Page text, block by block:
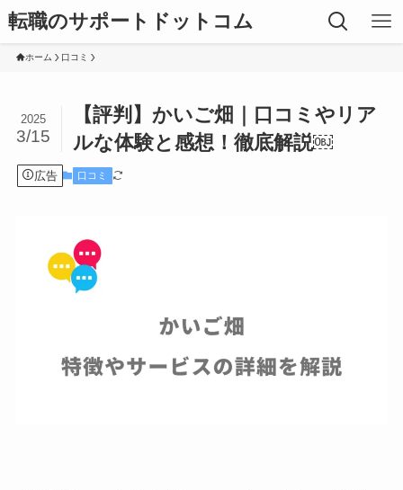
転職のサポートドットコム
ホーム 口コミ
【評判】かいご畑｜口コミやリア
ルな体験と感想！徹底解説￼
2025
3/15
広告 口コミ